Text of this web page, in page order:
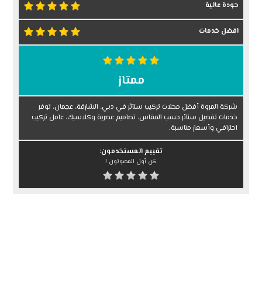
جودة عالية
افضل خدمات
ممتاز
شركة المروة أفضل محلات تركيب ستائر في دبي، الشارقة، عجمان، توفر
خدمات تفصيل ستائر حسب المقاس، تصاميم عصرية وكلاسيك، عامل تركيب
احترافي وأسعار مناسبة.
تقييم المستخدمون:
كن أول المصوتون !